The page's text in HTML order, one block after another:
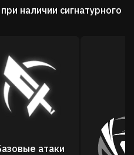
наличии сигнатурного
атаки